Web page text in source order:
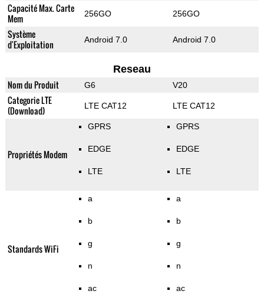
Capacité Max. Carte
Mem
256GO 256GO
Système
d'Exploitation
Android 7.0 Android 7.0
Reseau
Nom du Produit G6 V20
Categorie LTE
(Download)
LTE CAT12 LTE CAT12
Propriétés Modem
GPRS
EDGE
LTE
GPRS
EDGE
LTE
Standards WiFi
a
b
g
n
ac
a
b
g
n
ac